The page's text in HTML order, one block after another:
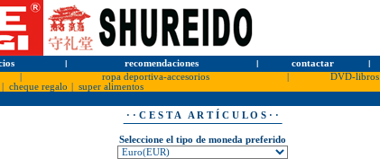
l recomendaciones l contactar l
ropa deportiva-accesorios DVD-libros
cheque regalo
super alimentos
· · C E S T A A R T Í C U L O S · ·
Seleccione el tipo de moneda preferido